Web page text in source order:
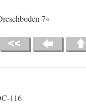
7«
116